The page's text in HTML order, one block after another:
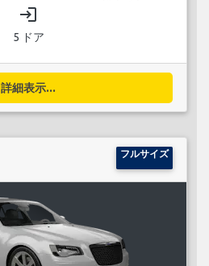
login
5 ドア
詳細表示...
フルサイズ